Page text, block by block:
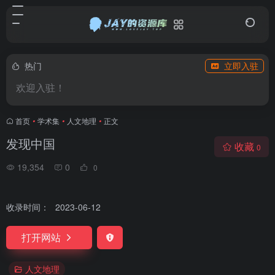
热门 立即入驻
欢迎入驻！
首页 • 学术集 • 人文地理 • 正文
发现中国
19,354 0 0
收藏 0
收录时间： 2023-06-12
打开网站
人文地理